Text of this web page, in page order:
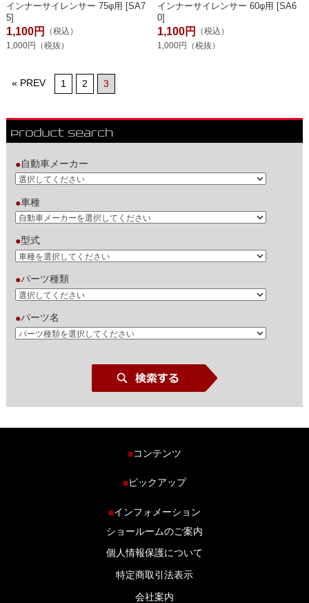
インナーサイレンサー 75φ用 [SA7
5]
1,100円
（税込）
1,000円（税抜）
インナーサイレンサー 60φ用 [SA6
0]
1,100円
（税込）
1,000円（税抜）
« PREV 1 2 3
●自動車メーカー
●車種
●型式
●パーツ種類
●パーツ名
■コンテンツ
商品ラインナップ
ブログ
■ピックアップ
■インフォメーション
ショールームのご案内
個人情報保護について
特定商取引法表示
会社案内